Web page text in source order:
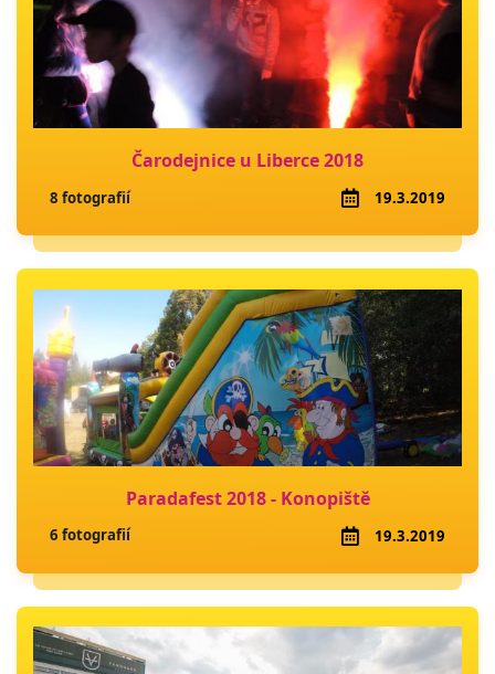
Čarodejnice u Liberce 2018
8 fotografií 19.3.2019
Paradafest 2018 - Konopiště
6 fotografií 19.3.2019